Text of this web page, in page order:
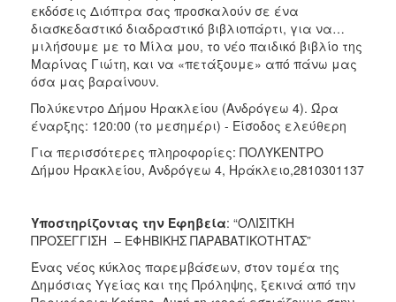
εκδόσεις Διόπτρα σας προσκαλούν σε ένα
διασκεδαστικό διαδραστικό βιβλιοπάρτι, για να…
μιλήσουμε με το Μίλα μου, το νέο παιδικό βιβλίο της
Μαρίνας Γιώτη, και να «πετάξουμε» από πάνω μας
όσα μας βαραίνουν.
Πολύκεντρο Δήμου Ηρακλείου (Ανδρόγεω 4). Ώρα
έναρξης: 120:00 (το μεσημέρι) - Είσοδος ελεύθερη
Για περισσότερες πληροφορίες: ΠΟΛΥΚΕΝΤΡΟ
Δήμου Ηρακλείου, Ανδρόγεω 4, Ηράκλειο,2810301137
Υποστηρίζοντας την Εφηβεία: “ΟΛΙΣΙΤΚΗ
ΠΡΟΣΕΓΓΙΣΗ – ΕΦΗΒΙΚΗΣ ΠΑΡΑΒΑΤΙΚΟΤΗΤΑΣ”
Ένας νέος κύκλος παρεμβάσεων, στον τομέα της
Δημόσιας Υγείας και της Πρόληψης, ξεκινά από την